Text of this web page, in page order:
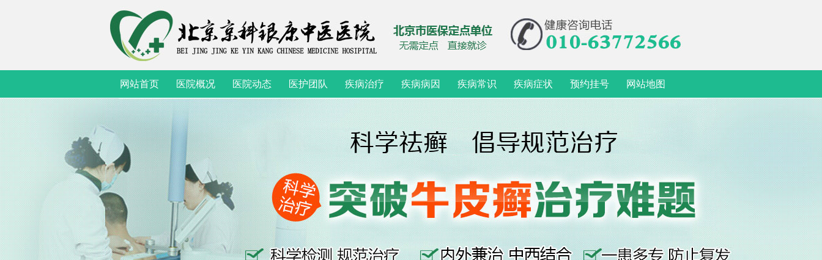
网站首页 医院概况 医院动态 医护团队 疾病治疗 疾病病因 疾病常识 疾病症状 预约挂号 网站地图